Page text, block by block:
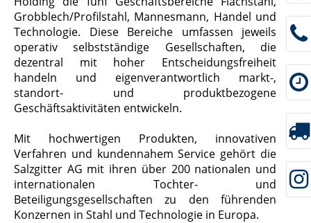
Grobblech/Profilstahl, Mannesmann, Handel und
Technologie. Diese Bereiche umfassen jeweils
operativ selbstständige Gesellschaften, die
dezentral mit hoher Entscheidungsfreiheit
handeln und eigenverantwortlich markt-,
standort- und produktbezogene
Geschäftsaktivitäten entwickeln.
Mit hochwertigen Produkten, innovativen
Verfahren und kundennahem Service gehört die
Salzgitter AG mit ihren über 200 nationalen und
internationalen Tochter- und
Beteiligungsgesellschaften zu den führenden
Konzernen in Stahl und Technologie in Europa.